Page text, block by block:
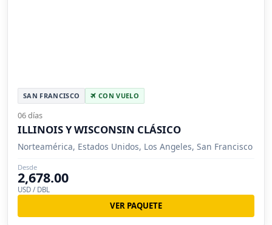
SAN FRANCISCO CON VUELO
06 días
ILLINOIS Y WISCONSIN CLÁSICO
Norteamérica, Estados Unidos, Los Angeles, San Francisco
Desde
2,678.00
USD / DBL
VER PAQUETE